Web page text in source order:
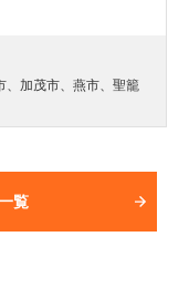
、加茂市、燕市、聖籠
覧